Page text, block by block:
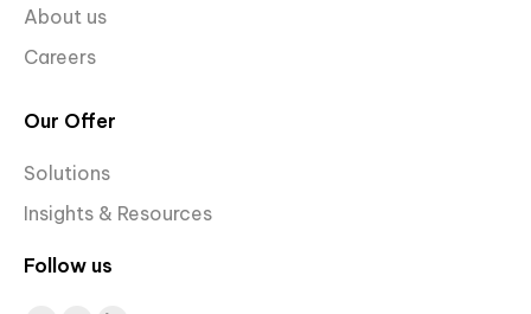
About us
Careers
Our Offer
Solutions
Insights & Resources
Follow us